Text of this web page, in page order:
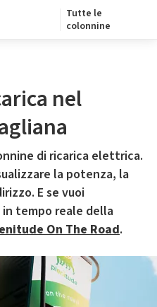
Tutte le
colonnine
nel
di ricarica elettrica.
la potenza, la
E se vuoi
tempo reale della
On The Road.